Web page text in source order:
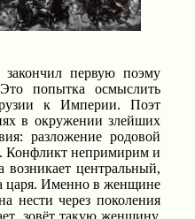
первую поэму
попытка осмыслить
к Империи. Поэт
в окружении злейших
разложение родовой
Конфликт непримирим и
центральный,
царя. Именно в женщине
нести через поколения
зовёт такую женщину.